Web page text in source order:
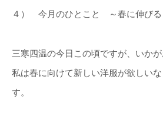
４） 今月のひとこと ～春に伸びる
三寒四温の今日この頃ですが、いか
私は春に向けて新しい洋服が欲しい
す。